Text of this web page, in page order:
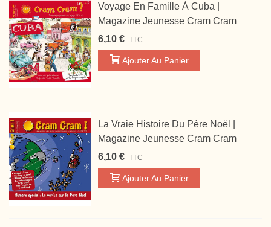
Voyage En Famille À Cuba |
Magazine Jeunesse Cram Cram
6,10 € TTC
Ajouter Au Panier
La Vraie Histoire Du Père Noël |
Magazine Jeunesse Cram Cram
6,10 € TTC
Ajouter Au Panier